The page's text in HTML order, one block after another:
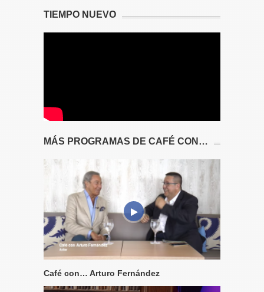
TIEMPO NUEVO
MÁS PROGRAMAS DE CAFÉ CON…
Café con… Arturo Fernández